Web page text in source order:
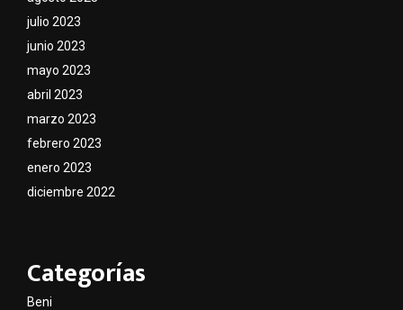
julio 2023
junio 2023
mayo 2023
abril 2023
marzo 2023
febrero 2023
enero 2023
diciembre 2022
Categorías
Beni